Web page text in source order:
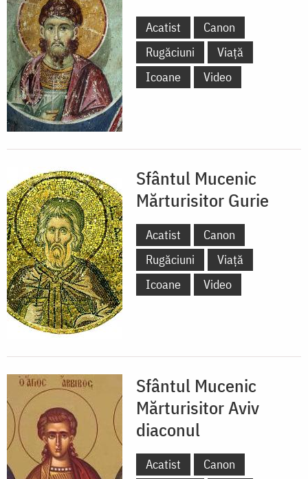
Acatist
Canon
Rugăciuni
Viață
Icoane
Video
Sfântul Mucenic
Mărturisitor Gurie
Acatist
Canon
Rugăciuni
Viață
Icoane
Video
Sfântul Mucenic
Mărturisitor Aviv
diaconul
Acatist
Canon